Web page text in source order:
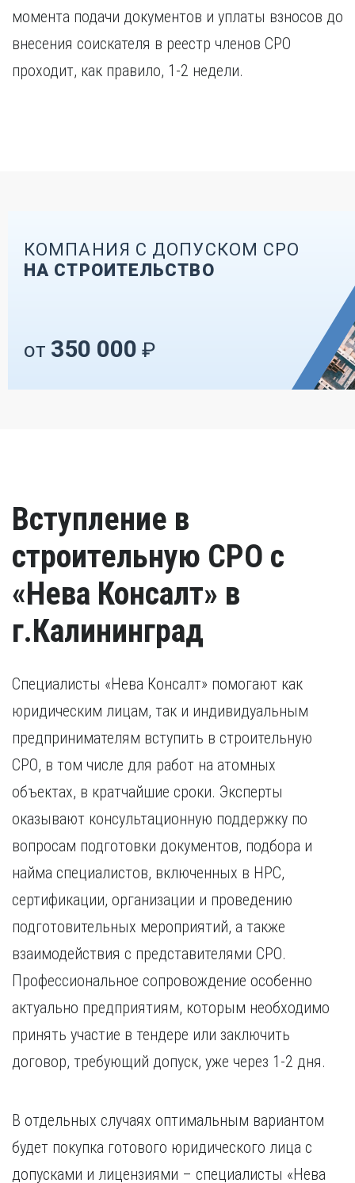
момента подачи документов и уплаты взносов до
внесения соискателя в реестр членов СРО
проходит, как правило, 1-2 недели.
КОМПАНИЯ С ДОПУСКОМ СРО
НА СТРОИТЕЛЬСТВО
от 350 000 ₽
Вступление в
строительную СРО с
«Нева Консалт» в
г.Калининград
Специалисты «Нева Консалт» помогают как
юридическим лицам, так и индивидуальным
предпринимателям вступить в строительную
СРО, в том числе для работ на атомных
объектах, в кратчайшие сроки. Эксперты
оказывают консультационную поддержку по
вопросам подготовки документов, подбора и
найма специалистов, включенных в НРС,
сертификации, организации и проведению
подготовительных мероприятий, а также
взаимодействия с представителями СРО.
Профессиональное сопровождение особенно
актуально предприятиям, которым необходимо
принять участие в тендере или заключить
договор, требующий допуск, уже через 1-2 дня.
В отдельных случаях оптимальным вариантом
будет покупка готового юридического лица с
допусками и лицензиями – специалисты «Нева